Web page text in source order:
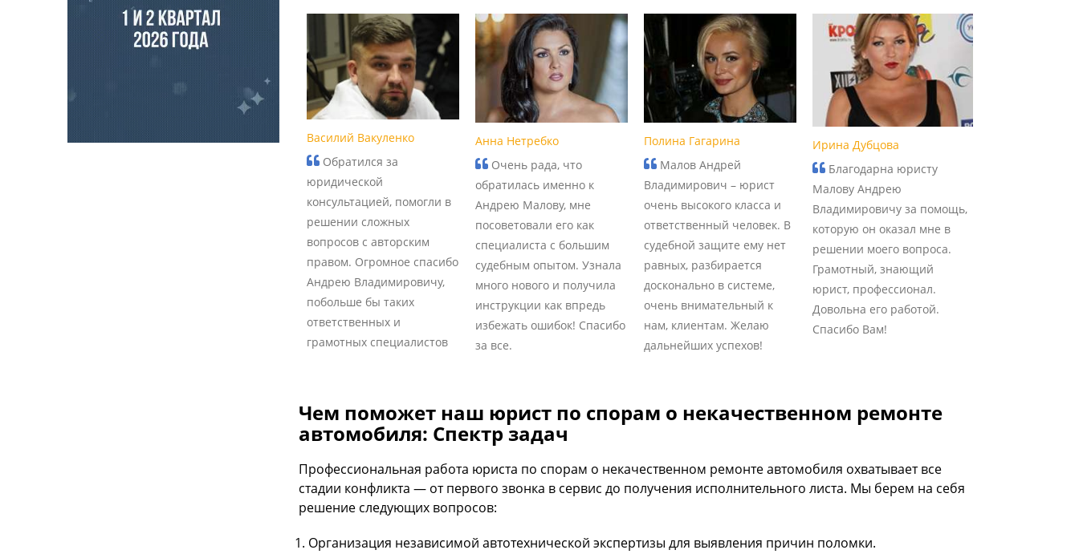
Василий Вакуленко
Обратился за
юридической
консультацией, помогли в
решении сложных
вопросов с авторским
правом. Огромное спасибо
Андрею Владимировичу,
побольше бы таких
ответственных и
грамотных специалистов
Анна Нетребко
Очень рада, что
обратилась именно к
Андрею Малову, мне
посоветовали его как
специалиста с большим
судебным опытом. Узнала
много нового и получила
инструкции как впредь
избежать ошибок! Спасибо
за все.
Полина Гагарина
Малов Андрей
Владимирович – юрист
очень высокого класса и
ответственный человек. В
судебной защите ему нет
равных, разбирается
досконально в системе,
очень внимательный к
нам, клиентам. Желаю
дальнейших успехов!
Ирина Дубцова
Благодарна юристу
Малову Андрею
Владимировичу за помощь,
которую он оказал мне в
решении моего вопроса.
Грамотный, знающий
юрист, профессионал.
Довольна его работой.
Спасибо Вам!
Чем поможет наш юрист по спорам о некачественном ремонте
автомобиля: Спектр задач
Профессиональная работа юриста по спорам о некачественном ремонте автомобиля охватывает все
стадии конфликта — от первого звонка в сервис до получения исполнительного листа. Мы берем на себя
решение следующих вопросов:
Организация независимой автотехнической экспертизы для выявления причин поломки.